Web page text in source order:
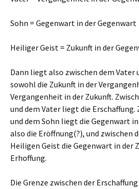
Sohn = Gegenwart in der Gegenwart
Heiliger Geist = Zukunft in der
Dann liegt also zwischen dem Vater
sowohl die Zukunft in der
Vergangenheit in der Zukunft.
und dem Vater liegt die Erschaffung.
und dem Sohn liegt die Gegenwart
also die Eröffnung(?), und zwischen
Heiligen Geist die Gegenwart in der
Erhoffung.
Die Grenze zwischen der